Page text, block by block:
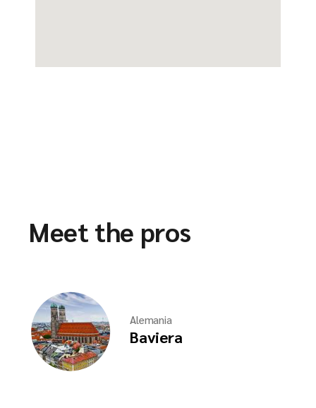
Meet the pros
Alemania
Baviera